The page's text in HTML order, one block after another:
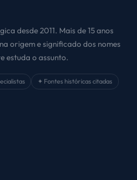
desde 2011. Mais de 15 anos
origem e significado dos nomes
estuda o assunto.
✦ Fontes históricas citadas